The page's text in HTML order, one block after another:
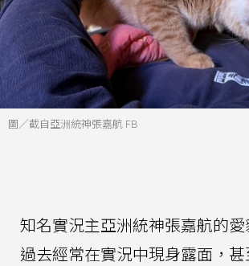
圖／截自亞洲統神張嘉航 FB
知名實況主亞洲統神張嘉航的愛
過去經常在實況中現身露面，